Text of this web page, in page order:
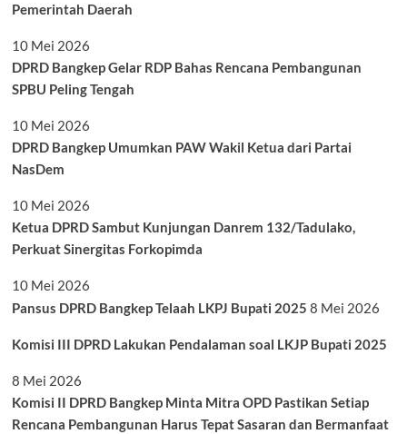
Pemerintah Daerah
10 Mei 2026
DPRD Bangkep Gelar RDP Bahas Rencana Pembangunan
SPBU Peling Tengah
10 Mei 2026
DPRD Bangkep Umumkan PAW Wakil Ketua dari Partai
NasDem
10 Mei 2026
Ketua DPRD Sambut Kunjungan Danrem 132/Tadulako,
Perkuat Sinergitas Forkopimda
10 Mei 2026
Pansus DPRD Bangkep Telaah LKPJ Bupati 2025 8 Mei 2026
Komisi III DPRD Lakukan Pendalaman soal LKJP Bupati 2025
8 Mei 2026
Komisi II DPRD Bangkep Minta Mitra OPD Pastikan Setiap
Rencana Pembangunan Harus Tepat Sasaran dan Bermanfaat